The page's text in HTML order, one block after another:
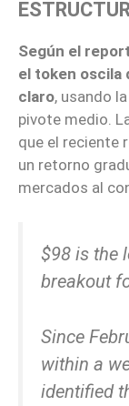
Según el
el token oscila
claro, usando
pivote medio.
que el reciente
un retorno
mercados al
$98 is the
breakout
Since
within a
identified